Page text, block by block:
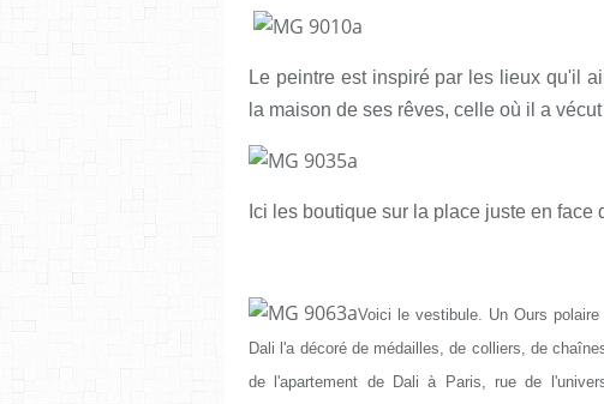
Le peintre est inspiré par les lieux qu'il
la maison de ses rêves, celle où il a
Ici les boutique sur la place juste en
Voici le vestibule. Un Ours
Dali l'a décoré de médailles, de colliers, de
de l'apartement de Dali à Paris, rue de